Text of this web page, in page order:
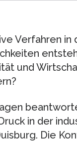
Verfahren
und
in der
Die